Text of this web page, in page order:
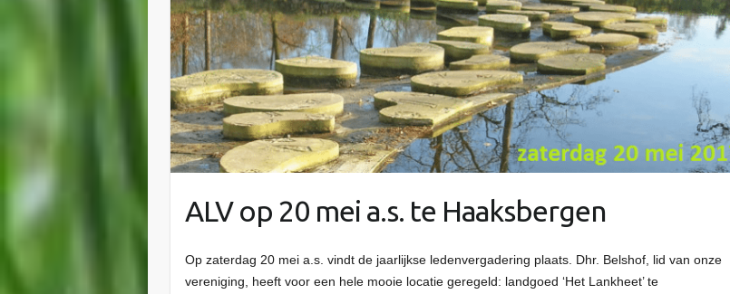
ALV op 20 mei a.s. te Haaksbergen
Op zaterdag 20 mei a.s. vindt de jaarlijkse ledenvergadering plaats. Dhr. Belshof, lid van onze
vereniging, heeft voor een hele mooie locatie geregeld: landgoed ‘Het Lankheet’ te